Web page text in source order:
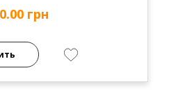
грн